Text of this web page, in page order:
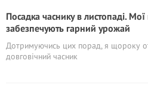
Посадка часнику в листопаді. Мої
забезпечують гарний урожай
Дотримуючись цих порад, я щороку
довговічний часник